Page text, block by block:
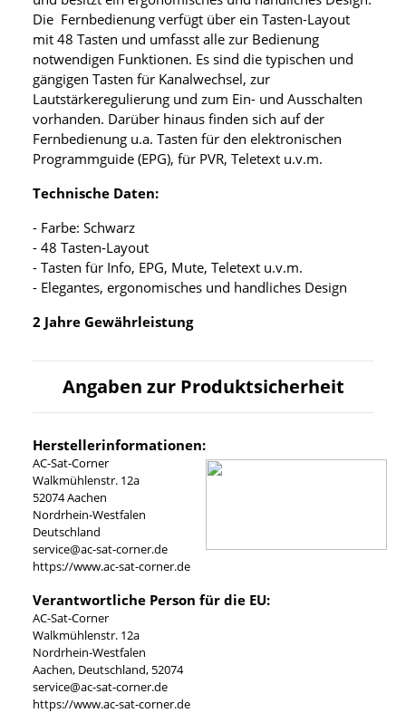
Die Fernbedienung verfügt über ein Tasten-Layout
mit 48 Tasten und umfasst alle zur Bedienung
notwendigen Funktionen. Es sind die typischen und
gängigen Tasten für Kanalwechsel, zur
Lautstärkeregulierung und zum Ein- und Ausschalten
vorhanden. Darüber hinaus finden sich auf der
Fernbedienung u.a. Tasten für den elektronischen
Programmguide (EPG), für PVR, Teletext u.v.m.
Technische Daten:
- Farbe: Schwarz
- 48 Tasten-Layout
- Tasten für Info, EPG, Mute, Teletext u.v.m.
- Elegantes, ergonomisches und handliches Design
2 Jahre Gewährleistung
Angaben zur Produktsicherheit
Herstellerinformationen:
AC-Sat-Corner
Walkmühlenstr. 12a
52074 Aachen
Nordrhein-Westfalen
Deutschland
service@ac-sat-corner.de
https://www.ac-sat-corner.de
Verantwortliche Person für die EU:
AC-Sat-Corner
Walkmühlenstr. 12a
Nordrhein-Westfalen
Aachen, Deutschland, 52074
service@ac-sat-corner.de
https://www.ac-sat-corner.de